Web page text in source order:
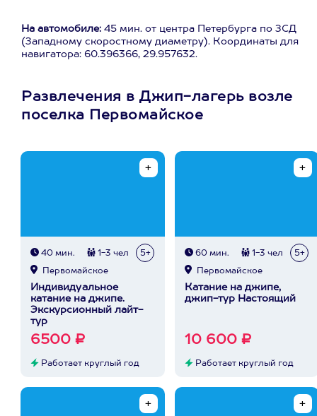
На автомобиле: 45 мин. от центра Петербурга по ЗСД
(Западному скоростному диаметру). Координаты для
навигатора: 60.396366, 29.957632.
Развлечения в Джип-лагерь возле
поселка Первомайское
40 мин. 1-3 чел 5+
Первомайское
Индивидуальное
катание на джипе.
Экскурсионный лайт-
тур
6500 ₽
Работает круглый год
60 мин. 1-3 чел 5+
Первомайское
Катание на джипе,
джип-тур Настоящий
10 600 ₽
Работает круглый год